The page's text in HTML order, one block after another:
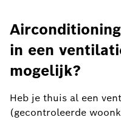
in een
mogelijk?
Heb je thuis al een
(gecontroleerde